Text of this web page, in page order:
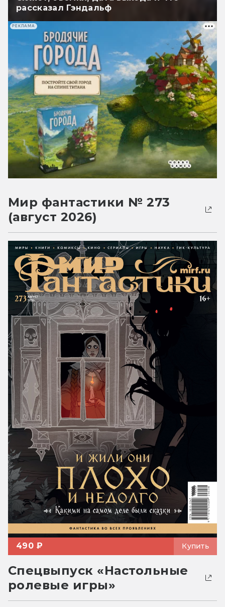
рассказал Гэндальф
РЕКЛАМА
Мир фантастики № 273
(август 2026)
490 ₽ Купить
Спецвыпуск «Настольные
ролевые игры»